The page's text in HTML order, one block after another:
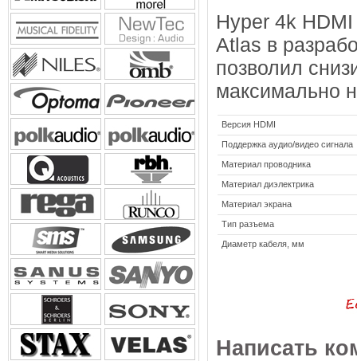
Hyper 4k
Atlas в
позволил
максимально
Версия HDMI
Поддержка аудио/видео сигнала
Материал проводника
Материал диэлектрика
Материал экрана
Тип разъема
Диаметр кабеля, мм
Написать